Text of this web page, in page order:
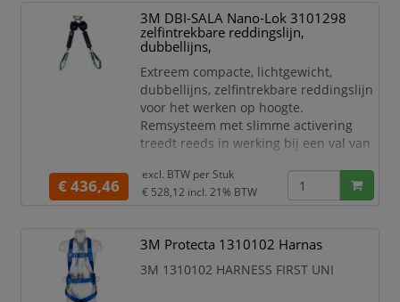
persoonlijke
beschermingsmiddelen (PBM)
Ideaal voor gebruik met
valbeveiligingssystemen met
zelfintrekbare lijnen
Polyester
webbing/gegalvaniseerd staal is
duurzaam e
3M DBI-SALA Nano-Lok 3101298
zelfintrekbare reddingslijn,
dubbellijns,
Extreem compacte, lichtgewicht,
dubbellijns, zelfintrekbare reddingslijn
voor het werken op hoogte.
Remsysteem met slimme activering
treedt reeds in werking bij een val van
bij vallijnen. Reddingslijn van 19 mm
(3/4") singelband van Dyneema® vezels
Specificaties:
zelfintrekbare reddingslijn
€ 436,46
excl. BTW per Stuk
€ 528,12 incl. 21% BTW
3M Protecta 1310102 Harnas
3M 1310102 HARNESS FIRST UNI